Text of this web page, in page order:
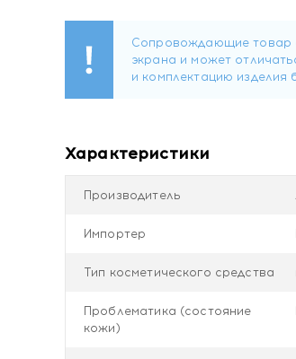
Способ применения:
Нанесите пудру на завершающем
Состав:
Silica, Dimethicone/Vinyl
Купить MISSHA Рассыпчатая
Характеристики
Производитель
Импортер
Тип косметического средства
Проблематика (состояние
кожи)